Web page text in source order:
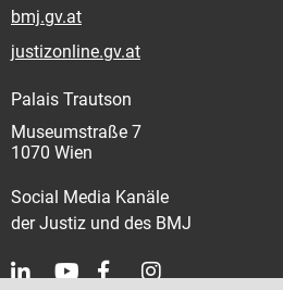
bmj.gv.at
justizonline.gv.at
Palais Trautson
Museumstraße 7
1070 Wien
Social Media Kanäle
der Justiz und des BMJ